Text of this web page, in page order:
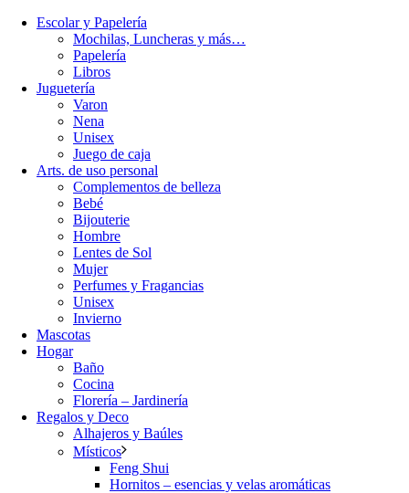
Escolar y Papelería
Mochilas, Luncheras y más…
Papelería
Libros
Juguetería
Varon
Nena
Unisex
Juego de caja
Arts. de uso personal
Complementos de belleza
Bebé
Bijouterie
Hombre
Lentes de Sol
Mujer
Perfumes y Fragancias
Unisex
Invierno
Mascotas
Hogar
Baño
Cocina
Florería – Jardinería
Regalos y Deco
Alhajeros y Baúles
Místicos
Feng Shui
Hornitos – esencias y velas aromáticas